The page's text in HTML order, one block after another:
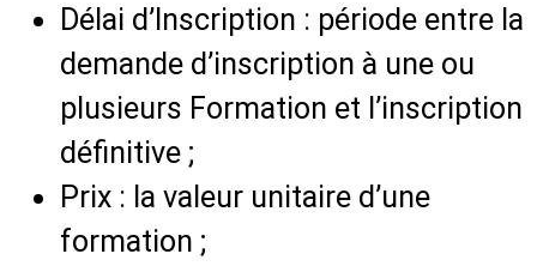
Délai d’Inscription : période entre la
demande d’inscription à une ou
plusieurs Formation et l’inscription
définitive ;
Prix : la valeur unitaire d’une
formation ;